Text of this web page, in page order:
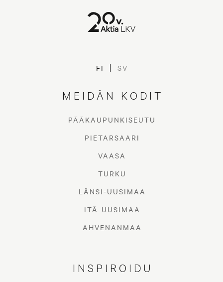
FI SV
MEIDÄN KODIT
PÄÄKAUPUNKISEUTU
PIETARSAARI
VAASA
TURKU
LÄNSI-UUSIMAA
ITÄ-UUSIMAA
AHVENANMAA
INSPIROIDU